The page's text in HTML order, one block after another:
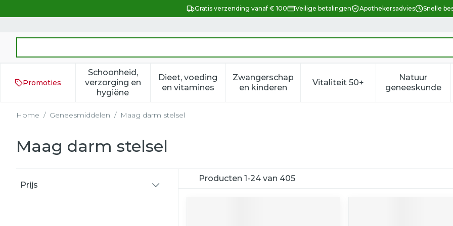
Gratis verzending vanaf € 100 Veilige betalingen Apothekersadvies Snelle
Promoties
Schoonheid,
verzorging en
hygiëne
Toon submenu voor Schoonheid, verzorging en hygiëne categorie
Dieet, voeding
en vitaminesToon submenu voor Dieet, voeding en vitamines categorie
Zwangerschap
en kinderenToon submenu voor Zwangerschap en
Vitaliteit 50+Toon submenu voor
Natuur
geneeskunde
Toon
Home / Geneesmiddelen / Maag darm stelsel
Maag darm stelsel
Prijs
Producten 1-24 van 405